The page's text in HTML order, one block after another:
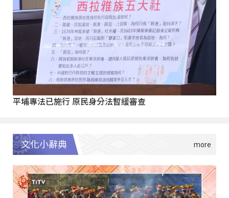
平埔專法已施行 原民身分法暫緩審查
文化小辭典